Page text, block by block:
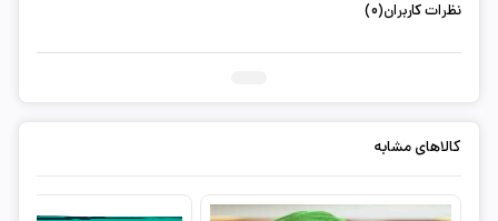
نظرات کاربران(0)
کالاهای مشابه